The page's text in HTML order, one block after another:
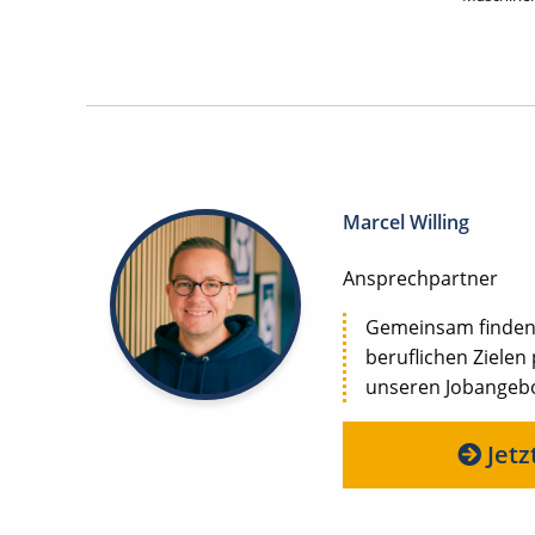
Marcel Willing
Ansprechpartner
Gemeinsam
beruflichen Zielen
unseren